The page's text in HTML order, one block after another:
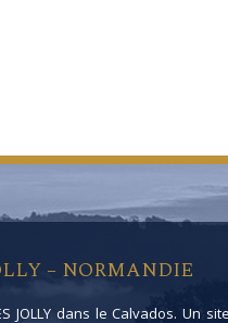
– NORMANDIE
JOLLY dans le Calvados. Un